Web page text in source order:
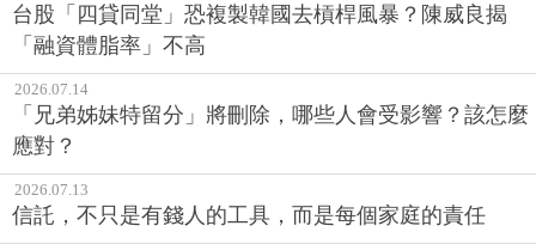
台股「四貸同堂」恐複製韓國去槓桿風暴？陳威良揭
「融資體脂率」不高
2026.07.14
「兄弟姊妹特留分」將刪除，哪些人會受影響？該怎麼
應對？
2026.07.13
信託，不只是有錢人的工具，而是每個家庭的責任